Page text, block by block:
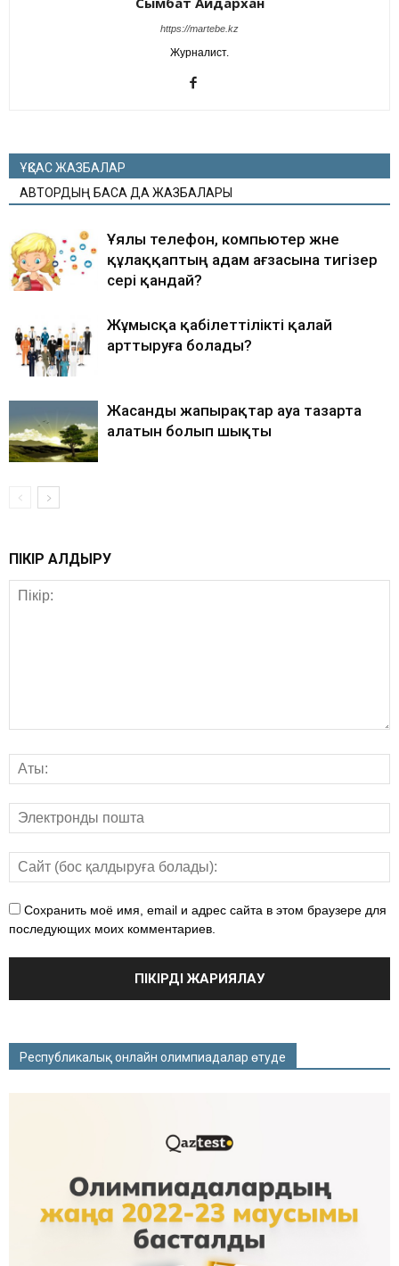
https://martebe.kz
Журналист.
ҰҚСАС ЖАЗБАЛАР
АВТОРДЫҢ БАСҚА ДА ЖАЗБАЛАРЫ
Ұялы телефон, компьютер және
құлаққаптың адам ағзасына тигізер
әсері қандай?
Жұмысқа қабілеттілікті қалай
арттыруға болады?
Жасанды жапырақтар ауа тазарта
алатын болып шықты
ПІКІР ҚАЛДЫРУ
Сохранить моё имя, email и адрес сайта в этом браузере для
последующих моих комментариев.
Республикалық онлайн олимпиадалар өтуде